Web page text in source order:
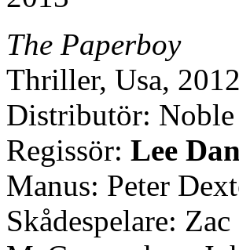
The Paperboy
Thriller, Usa, 2012
Distributör: Noble
Regissör: Lee
Manus: Peter
Skådespelare: